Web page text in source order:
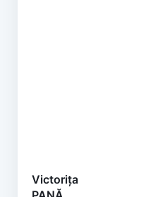
Victorița